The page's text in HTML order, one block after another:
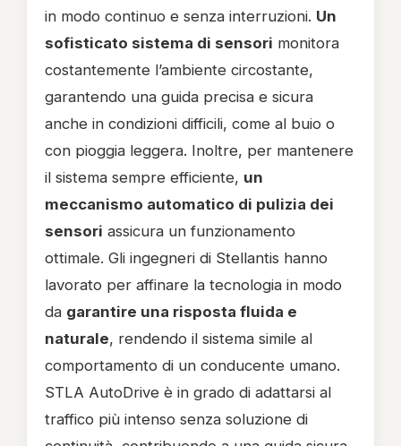
in modo continuo e senza interruzioni. Un
sofisticato sistema di sensori monitora
costantemente l’ambiente circostante,
garantendo una guida precisa e sicura
anche in condizioni difficili, come al buio o
con pioggia leggera. Inoltre, per mantenere
il sistema sempre efficiente, un
meccanismo automatico di pulizia dei
sensori assicura un funzionamento
ottimale. Gli ingegneri di Stellantis hanno
lavorato per affinare la tecnologia in modo
da garantire una risposta fluida e
naturale, rendendo il sistema simile al
comportamento di un conducente umano.
STLA AutoDrive è in grado di adattarsi al
traffico più intenso senza soluzione di